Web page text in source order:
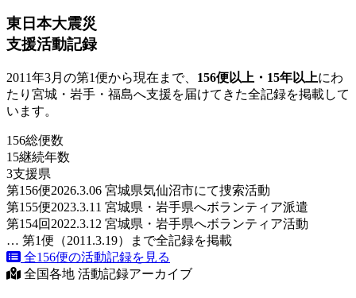
東日本大震災
支援活動記録
2011年3月の第1便から現在まで、 156便以上・15年以上にわ
たり宮城・岩手・福島へ支援を届けてきた全記録を掲載して
います。
156総便数
15継続年数
3支援県
第156便2026.3.06 宮城県気仙沼市にて捜索活動
第155便2023.3.11 宮城県・岩手県へボランティア派遣
第154回 2022.3.12 宮城県・岩手県へボランティア活動
… 第1便（2011.3.19）まで全記録を掲載
全156便の活動記録を見る
全国各地 活動記録アーカイブ